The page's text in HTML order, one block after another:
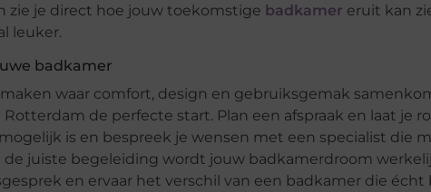
zie je direct hoe jouw toekomstige badkamer eruit kan
leuker.
badkamer
waar comfort, design en gebruiksgemak
de perfecte start. Plan een afspraak en laat je
is en bespreek je wensen met een specialist die
juiste begeleiding wordt jouw badkamerdroom
en ervaar het verschil van een badkamer die écht